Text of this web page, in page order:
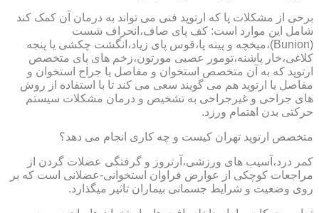
برخی از مشکلات پا که ارتوپد فنی می تواند به درمان آن کمک کند
شامل این موارد است: کف پای صاف،انحراف شست
(Bunion)،میخچه و پینه پا،قوس پای زیاد،انگشت چکشی یا پنجه
کلاغی،خار پاشنه،تومور عصبی مورتون،زخم های پای متخصص
ارتوپد که به آن متخصص استخوان و مفاصل یا جراح استخوان و
مفاصل یا ارتوپد هم می گویند سعی می کند تا با استفاده از روش
های جراحی و غیرجراحی به تشخیص و درمان مشکلات سیستم
حرکتی بدن اهتمام ورزد.
متخصص ارتوپد تهران کیست و چه کاری انجام می دهد؟
کمر درد،آسیب های ورزشی،آرتروز و گرفتگی عضلات گردن از
مراجعات کوچکی از عوارض فراوان استخوانی-عضلانی است که بر
روی وضعیت و شرایط جسمانی بیماران تاثیر میگذارد.